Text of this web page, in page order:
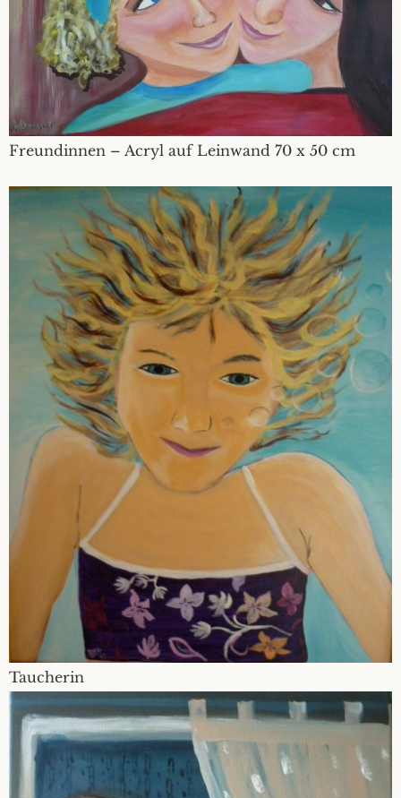
Freundinnen – Acryl auf Leinwand 70 x 50 cm
Taucherin